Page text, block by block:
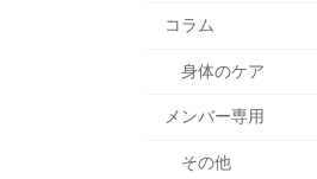
コラム
身体のケア
メンバー専用
その他